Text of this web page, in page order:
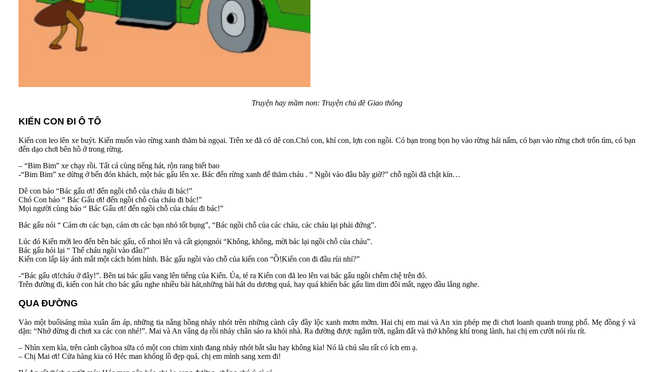
Truyện hay mầm non: Truyện chủ đề Giao thông
KIẾN CON ĐI Ô TÔ
Kiến con leo lên xe buýt. Kiến muốn vào rừng xanh thăm bà ngọai. Trên xe đã có dê con.Chó con, khỉ con, lợn con ngồi. Có bạn trong bọn họ vào rừng hái nấm, có bạn vào rừng chơi trốn tìm, có bạn
đến dạo chơi bên hồ ở trong rừng.
– “Bim Bim” xe chạy rồi. Tất cả cùng tiếng hát, rộn rang biết bao
-“Bim Bim” xe dừng ở bến đón khách, một bác gấu lên xe. Bác đển rừng xanh để thăm cháu . “ Ngồi vào đâu bây giờ?” chỗ ngồi đã chật kín…
Dê con bảo “Bác gấu ơi! đến ngồi chỗ của cháu đi bác!”
Chó Con bảo “ Bác Gấu ơi! đến ngồi chỗ của cháu đi bác!”
Mọi người cùng bảo “ Bác Gấu ơi! đến ngồi chỗ của cháu đi bác!”
Bác gấu nói “ Cám ơn các bạn, cám ơn các bạn nhỏ tốt bụng”, “Bác ngồi chỗ của các cháu, các cháu lại phải đứng”.
Lúc đó Kiến mới leo đến bên bác gấu, cố nhoi lên và cất giọngnói “Không, không, mời bác lại ngồi chỗ của cháu”.
Bác gấu hỏi lại “ Thế cháu ngồi vào đâu?”
Kiến con lấp láy ánh mắt một cách hóm hỉnh. Bác gấu ngồi vào chỗ của kiến con “Ồ!Kiến con đi đâu rùi nhỉ?”
-“Bác gấu ơi!cháu ở đây!”. Bên tai bác gấu vang lên tiếng của Kiến. Ủa, té ra Kiến con đã leo lên vai bác gấu ngồi chễm chệ trên đó.
Trên đường đi, kiến con hát cho bác gấu nghe nhiều bài hát,những bài hát du dương quá, hay quá khiến bác gấu lim dim đôi mắt, ngẹo đầu lắng nghe.
QUA ĐƯỜNG
Vào một buổisáng mùa xuân ấm áp, những tia nắng hồng nhảy nhót trên những cành cây đầy lộc xanh mơm mởm. Hai chị em mai và An xin phép mẹ đi chơi loanh quanh trong phố. Mẹ đồng ý và
dặn: “Nhớ đừng đi chơi xa các con nhé!”. Mai và An vâng dạ rồi nhảy chân sáo ra khỏi nhà. Ra đường được ngắm trời, ngắm đất và thở không khí trong lành, hai chị em cười nói ríu rít.
– Nhìn xem kìa, trên cành câyhoa sữa có một con chim xinh đang nhảy nhót bắt sâu hay không kìa! Nó là chú sâu rất có ích em ạ.
– Chị Mai ơi! Cửa hàng kia có Héc man khổng lồ đẹp quá, chị em mình sang xem đi!